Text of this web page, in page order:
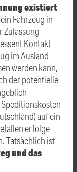
existiert
Fahrzeug in
Zulassung
Kontakt
im Ausland
werden kann,
der potentielle
auf ein
erfolge
Tatsächlich ist
und das